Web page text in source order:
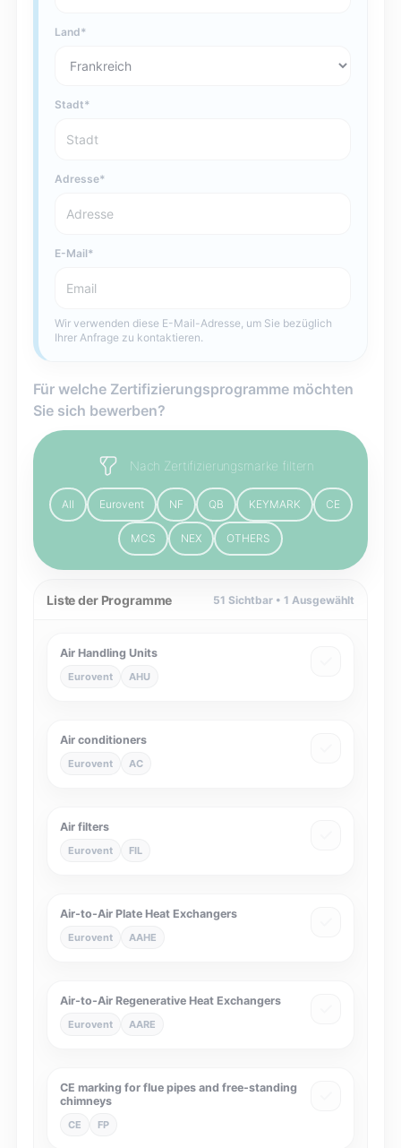
Land
Stadt
Adresse
E-Mail
Wir verwenden diese E-Mail-Adresse, um Sie bezüglich
Ihrer Anfrage zu kontaktieren.
Für welche Zertifizierungsprogramme möchten
Sie sich bewerben?
Nach Zertifizierungsmarke filtern
All Eurovent NF QB KEYMARK CE
MCS NEX OTHERS
Liste der Programme 51 Sichtbar •1 Ausgewählt
Air Handling Units
Eurovent AHU
Air conditioners
Eurovent AC
Air filters
Eurovent FIL
Air-to-Air Plate Heat Exchangers
Eurovent AAHE
Air-to-Air Regenerative Heat Exchangers
Eurovent AARE
CE marking for flue pipes and free-standing
chimneys
CE FP